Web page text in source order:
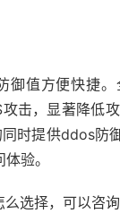
值方便快捷。
击，显著降低
时提供ddos防
验。
选择，可以咨询